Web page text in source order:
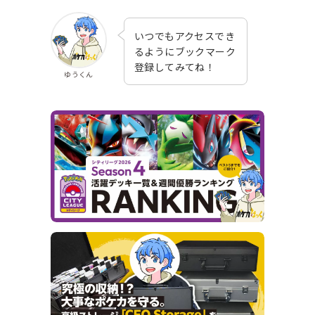
ゆうくん
いつでもアクセスでき
るようにブックマーク
登録してみてね！